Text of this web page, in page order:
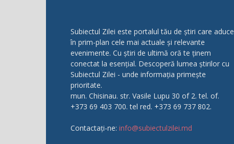
Subiectul Zilei este portalul tău de știri care aduce
în prim-plan cele mai actuale și relevante
evenimente. Cu știri de ultimă oră te ținem
conectat la esențial. Descoperă lumea știrilor cu
Subiectul Zilei - unde informația primește
prioritate.
mun. Chisinau. str. Vasile Lupu 30 of 2. tel. of.
+373 69 403 700. tel red. +373 69 737 802.
Contactați-ne: info@subiectulzilei.md